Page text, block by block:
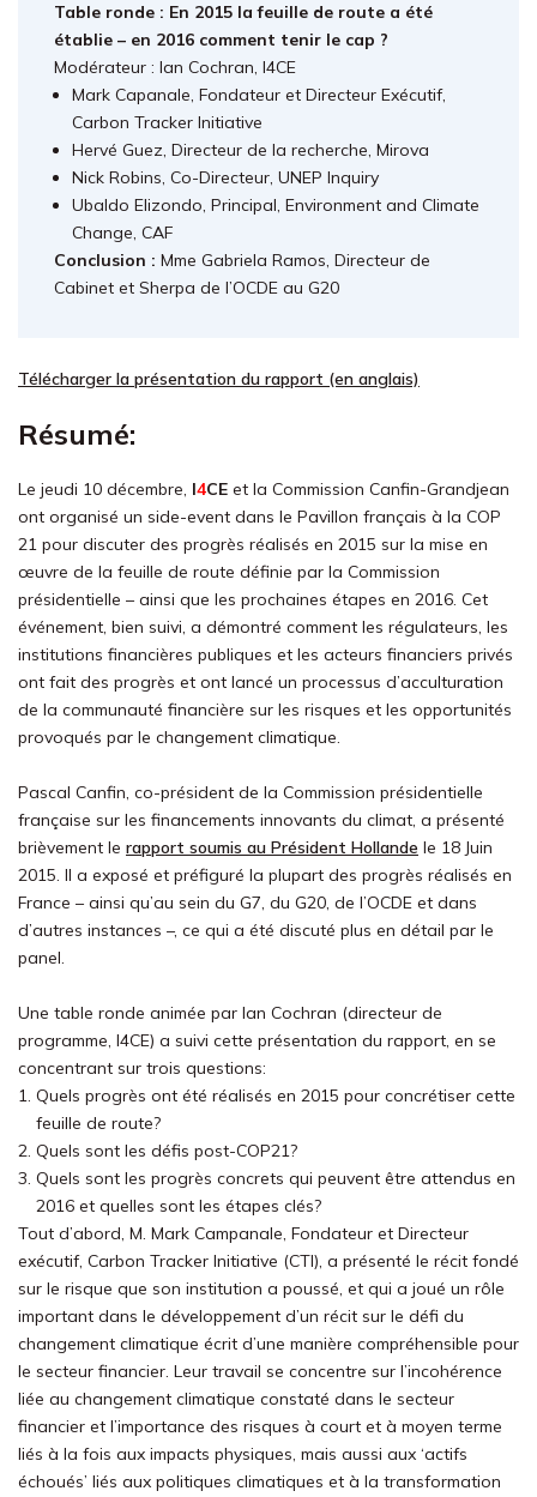
Table ronde : En 2015 la feuille de route a été
établie – en 2016 comment tenir le cap ?
Modérateur : Ian Cochran, I4CE
Mark Capanale, Fondateur et Directeur Exécutif,
Carbon Tracker Initiative
Hervé Guez, Directeur de la recherche, Mirova
Nick Robins, Co-Directeur, UNEP Inquiry
Ubaldo Elizondo, Principal, Environment and Climate
Change, CAF
Conclusion : Mme Gabriela Ramos, Directeur de
Cabinet et Sherpa de l’OCDE au G20
Télécharger la présentation du rapport (en anglais)
Résumé:
Le jeudi 10 décembre, I4CE et la Commission Canfin-Grandjean
ont organisé un side-event dans le Pavillon français à la COP
21 pour discuter des progrès réalisés en 2015 sur la mise en
œuvre de la feuille de route définie par la Commission
présidentielle – ainsi que les prochaines étapes en 2016. Cet
événement, bien suivi, a démontré comment les régulateurs, les
institutions financières publiques et les acteurs financiers privés
ont fait des progrès et ont lancé un processus d’acculturation
de la communauté financière sur les risques et les opportunités
provoqués par le changement climatique.
Pascal Canfin, co-président de la Commission présidentielle
française sur les financements innovants du climat, a présenté
brièvement le rapport soumis au Président Hollande le 18 Juin
2015. Il a exposé et préfiguré la plupart des progrès réalisés en
France – ainsi qu’au sein du G7, du G20, de l’OCDE et dans
d’autres instances –, ce qui a été discuté plus en détail par le
panel.
Une table ronde animée par Ian Cochran (directeur de
programme, I4CE) a suivi cette présentation du rapport, en se
concentrant sur trois questions:
Quels progrès ont été réalisés en 2015 pour concrétiser cette
feuille de route?
Quels sont les défis post-COP21?
Quels sont les progrès concrets qui peuvent être attendus en
2016 et quelles sont les étapes clés?
Tout d’abord, M. Mark Campanale, Fondateur et Directeur
exécutif, Carbon Tracker Initiative (CTI), a présenté le récit fondé
sur le risque que son institution a poussé, et qui a joué un rôle
important dans le développement d’un récit sur le défi du
changement climatique écrit d’une manière compréhensible pour
le secteur financier. Leur travail se concentre sur l’incohérence
liée au changement climatique constaté dans le secteur
financier et l’importance des risques à court et à moyen terme
liés à la fois aux impacts physiques, mais aussi aux ‘actifs
échoués’ liés aux politiques climatiques et à la transformation